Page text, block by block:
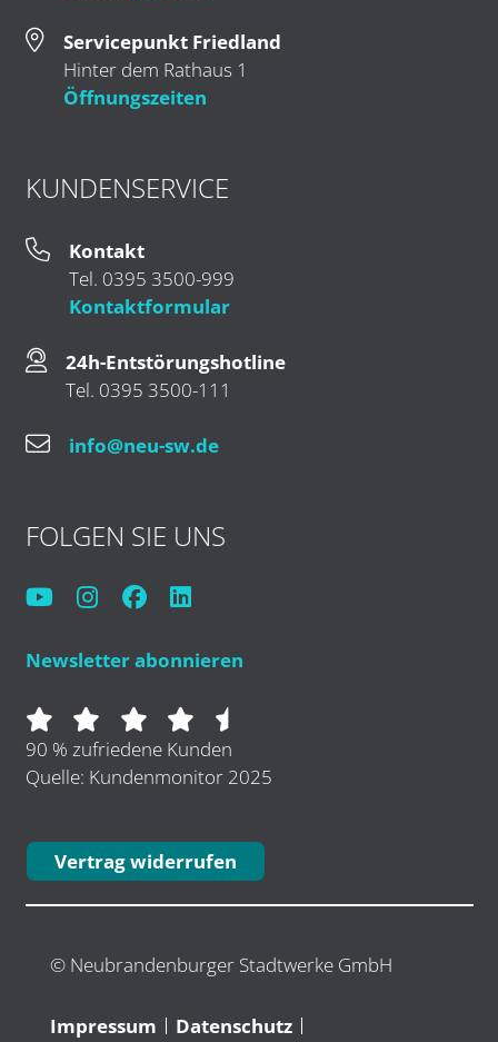
Servicepunkt Friedland
Hinter dem Rathaus 1
Öffnungszeiten
KUNDENSERVICE
Kontakt
Tel. 0395 3500-999
Kontaktformular
24h-Entstörungshotline
Tel. 0395 3500-111
info@neu-sw.de
FOLGEN SIE UNS
Newsletter abonnieren
90 % zufriedene Kunden
Quelle: Kundenmonitor 2025
Vertrag widerrufen
© Neubrandenburger Stadtwerke GmbH
Impressum Datenschutz